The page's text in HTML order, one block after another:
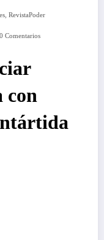
, RevistaPoder
0 Comentarios
con